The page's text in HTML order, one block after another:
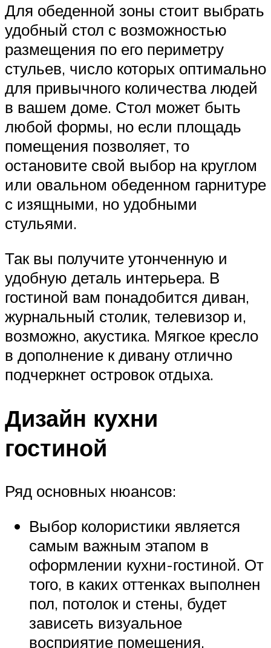
Для обеденной зоны стоит выбрать
удобный стол с возможностью
размещения по его периметру
стульев, число которых оптимально
для привычного количества людей
в вашем доме. Стол может быть
любой формы, но если площадь
помещения позволяет, то
остановите свой выбор на круглом
или овальном обеденном гарнитуре
с изящными, но удобными
стульями.
Так вы получите утонченную и
удобную деталь интерьера. В
гостиной вам понадобится диван,
журнальный столик, телевизор и,
возможно, акустика. Мягкое кресло
в дополнение к дивану отлично
подчеркнет островок отдыха.
Дизайн кухни
гостиной
Ряд основных нюансов:
Выбор колористики является
самым важным этапом в
оформлении кухни-гостиной. От
того, в каких оттенках выполнен
пол, потолок и стены, будет
зависеть визуальное
восприятие помещения.